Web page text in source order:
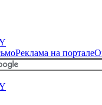
Реклама на портале